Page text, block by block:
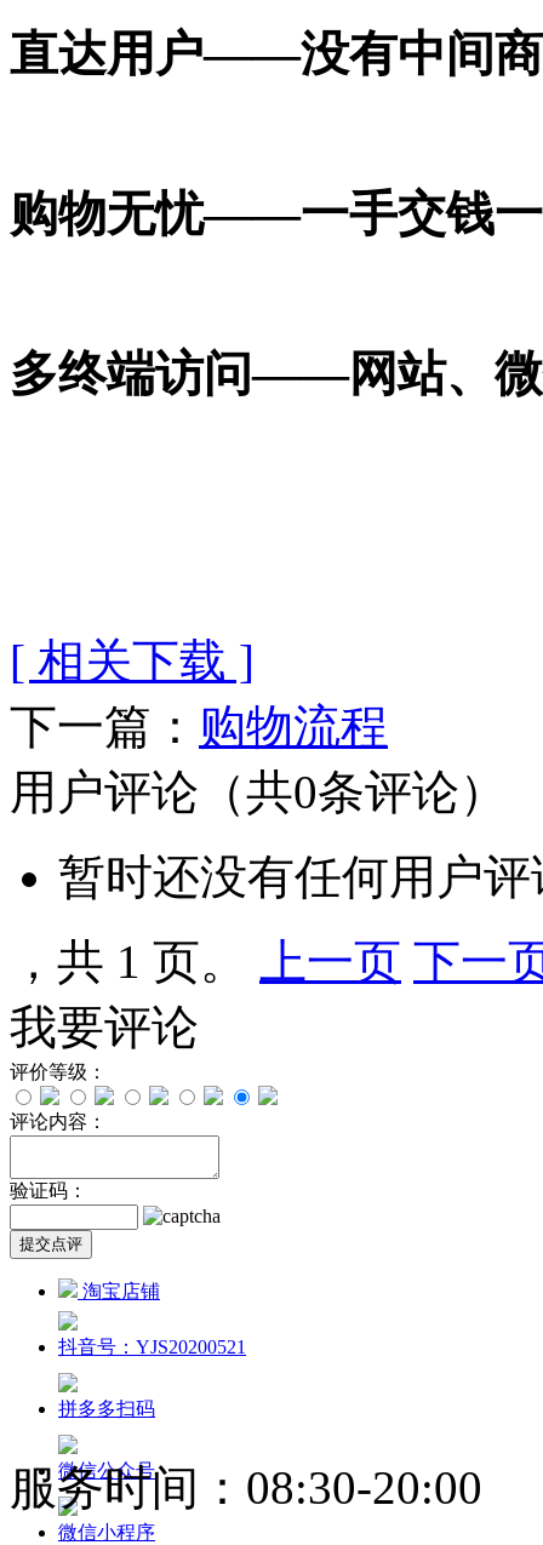
直达用户——没有中间
购物无忧——一手交钱
多终端访问——网站、
[ 相关下载 ]
下一篇： 购物流程
用户评论 （共0条评论）
暂时还没有任何用户评
，共 1 页。
上一页 下一
我要评论
评价等级：
评论内容：
验证码：
淘宝店铺
抖音号：YJS20200521
拼多多扫码
微信公众号
微信小程序
服务时间：08:30-20:00